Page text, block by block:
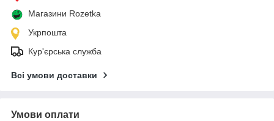
Магазини Rozetka
Укрпошта
Кур'єрська служба
Всі умови доставки
Умови оплати